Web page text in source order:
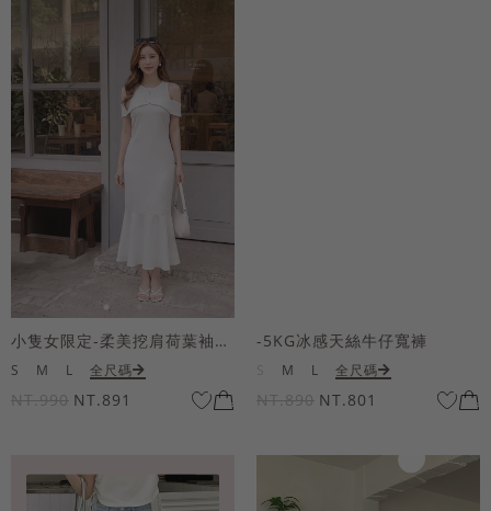
小隻女限定-柔美挖肩荷葉袖魚尾長洋裝
S M L 全尺碼
NT.990 NT.891
-5KG冰感天絲牛仔寬褲
M L 全尺碼
NT.890 NT.801